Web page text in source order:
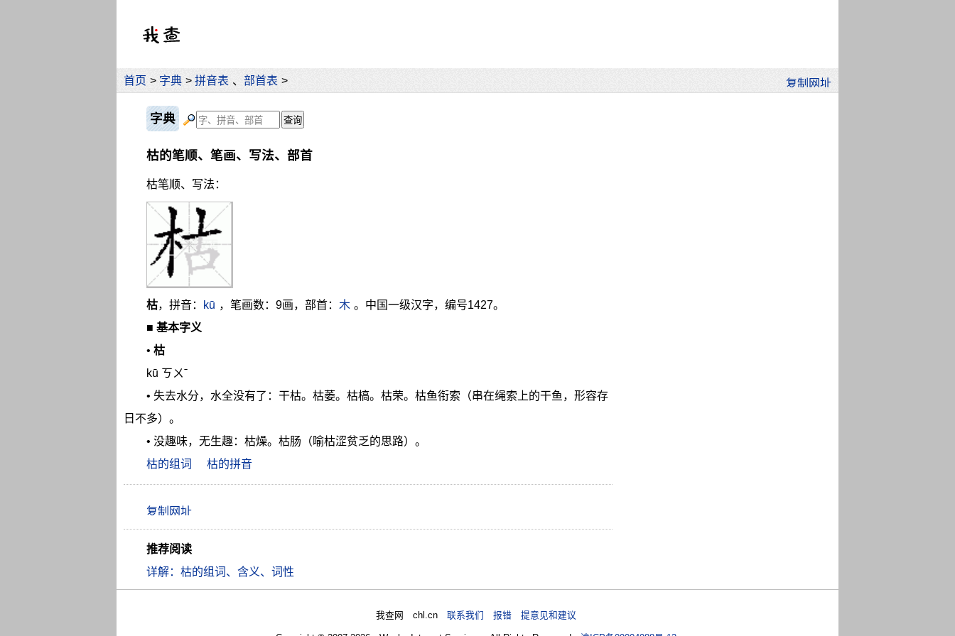
首页 > 字典 > 拼音表 、 部首表 >
字典
枯的笔顺、笔画、写法、部首
枯笔顺、写法：
枯，拼音： kū ，笔画数：9画，部首： 木 。中国一级汉字，编号1427。
■ 基本字义
• 枯
kū ㄎㄨˉ
• 失去水分，水全没有了：干枯。枯萎。枯槁。枯荣。枯鱼衔索（串在绳索上的干鱼，形容存
日不多）。
• 没趣味，无生趣：枯燥。枯肠（喻枯涩贫乏的思路）。
枯的组词
枯的拼音
推荐阅读
详解：枯的组词、含义、词性
我查网 chl.cn联系我们 报错 提意见和建议